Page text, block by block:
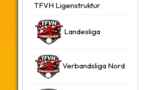
TFVH Ligenstruktur
Landesliga
Verbandsliga Nord